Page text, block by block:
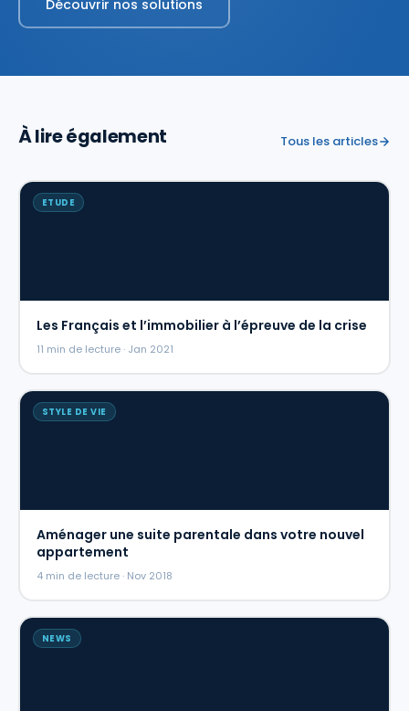
Découvrir nos solutions
À lire également Tous les articles
ETUDE
Les Français et l’immobilier à l’épreuve de la crise
11 min de lecture · Jan 2021
STYLE DE VIE
Aménager une suite parentale dans votre nouvel
appartement
4 min de lecture · Nov 2018
NEWS